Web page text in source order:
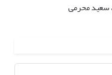
سعید محرمی